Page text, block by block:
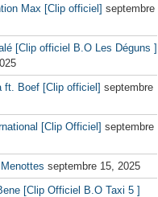
Max [Clip officiel] septembre
[Clip officiel B.O Les Déguns ]
ft. Boef [Clip officiel] septembre
[Clip Officiel] septembre
septembre 15, 2025
[Clip Officiel B.O Taxi 5 ]